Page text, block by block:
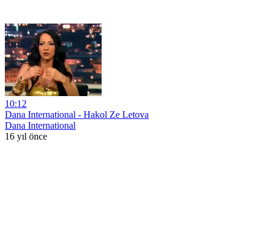
10:12
Dana International - Hakol Ze Letova
Dana International
16 yıl önce